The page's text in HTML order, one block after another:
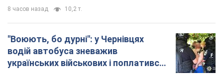
8 часов назад 10,2 т.
"Воюють, бо дурні": у Чернівцях
водій автобуса зневажив
українських військових і поплатився.